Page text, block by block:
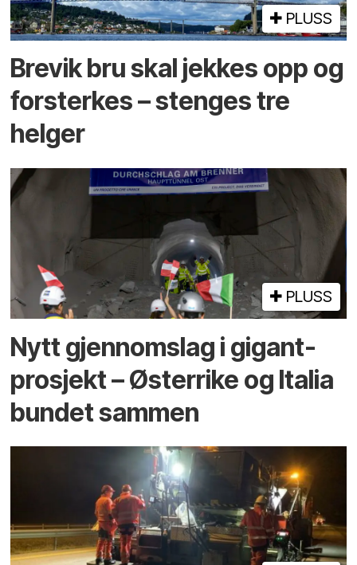
PLUSS
Brevik bru skal jekkes opp og
forsterkes – stenges tre
helger
PLUSS
Nytt gjennomslag i gigant­
prosjekt – Østerrike og Italia
bundet sammen